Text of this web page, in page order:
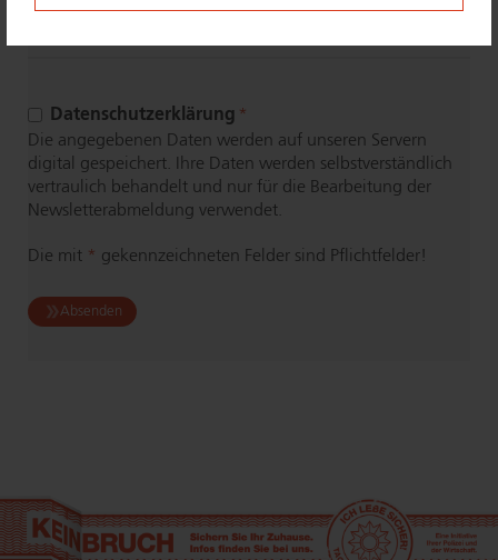
Datenschutzerklärung *
Die angegebenen Daten werden auf unseren Servern
digital gespeichert. Ihre Daten werden selbst­ver­ständ­lich
vertraulich behandelt und nur für die Bearbeitung der
News­let­ter­ab­mel­dung verwendet.
Die mit * ge­kenn­zeich­ne­ten Felder sind Pflichtfelder!
Absenden